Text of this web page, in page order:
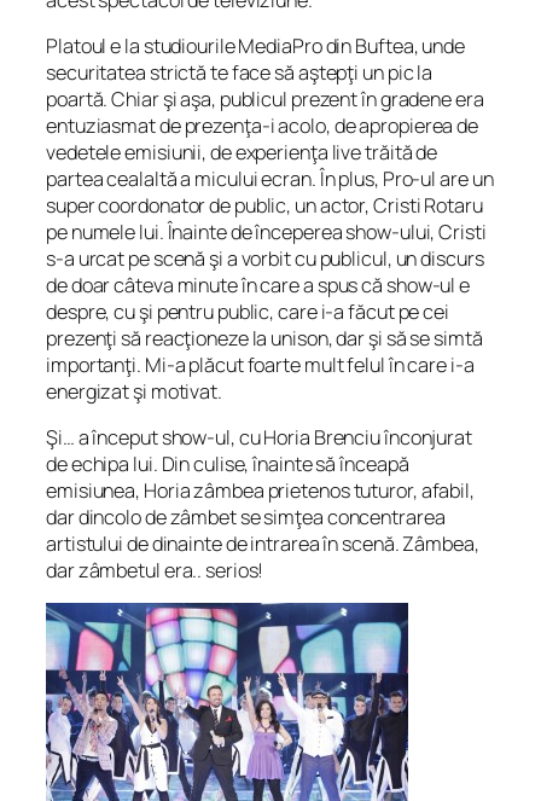
Platoul e la studiourile MediaPro din Buftea, unde
securitatea strictă te face să aştepţi un pic la
poartă. Chiar şi aşa, publicul prezent în gradene era
entuziasmat de prezenţa-i acolo, de apropierea de
vedetele emisiunii, de experienţa live trăită de
partea cealaltă a micului ecran. În plus, Pro-ul are un
super coordonator de public, un actor, Cristi Rotaru
pe numele lui. Înainte de începerea show-ului, Cristi
s-a urcat pe scenă şi a vorbit cu publicul, un discurs
de doar câteva minute în care a spus că show-ul e
despre, cu şi pentru public, care i-a făcut pe cei
prezenţi să reacţioneze la unison, dar şi să se simtă
importanţi. Mi-a plăcut foarte mult felul în care i-a
energizat şi motivat.
Şi… a început show-ul, cu Horia Brenciu înconjurat
de echipa lui. Din culise, înainte să înceapă
emisiunea, Horia zâmbea prietenos tuturor, afabil,
dar dincolo de zâmbet se simţea concentrarea
artistului de dinainte de intrarea în scenă. Zâmbea,
dar zâmbetul era.. serios!